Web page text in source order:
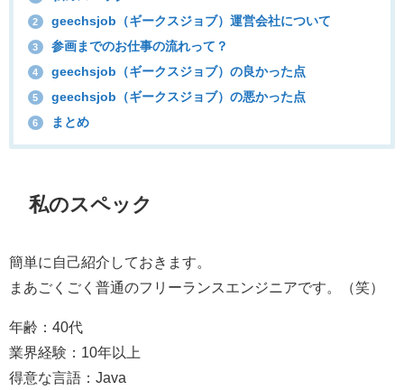
2 geechsjob（ギークスジョブ）運営会社について
3 参画までのお仕事の流れって？
4 geechsjob（ギークスジョブ）の良かった点
5 geechsjob（ギークスジョブ）の悪かった点
6 まとめ
私のスペック
簡単に自己紹介しておきます。
まあごくごく普通のフリーランスエンジニアです。（笑）
年齢：40代
業界経験：10年以上
得意な言語：Java